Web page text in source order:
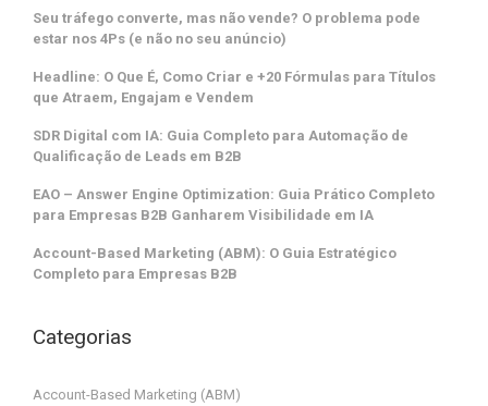
Seu tráfego converte, mas não vende? O problema pode
estar nos 4Ps (e não no seu anúncio)
Headline: O Que É, Como Criar e +20 Fórmulas para Títulos
que Atraem, Engajam e Vendem
SDR Digital com IA: Guia Completo para Automação de
Qualificação de Leads em B2B
EAO – Answer Engine Optimization: Guia Prático Completo
para Empresas B2B Ganharem Visibilidade em IA
Account-Based Marketing (ABM): O Guia Estratégico
Completo para Empresas B2B
Categorias
Account-Based Marketing (ABM)